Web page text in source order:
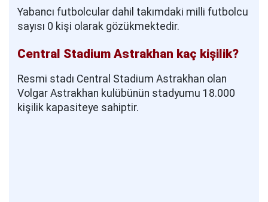
Yabancı futbolcular dahil takımdaki milli futbolcu
sayısı 0 kişi olarak gözükmektedir.
Central Stadium Astrakhan kaç kişilik?
Resmi stadı Central Stadium Astrakhan olan
Volgar Astrakhan kulübünün stadyumu 18.000
kişilik kapasiteye sahiptir.